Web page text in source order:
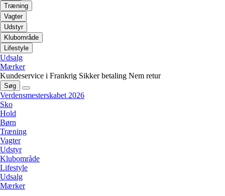
Træning
Vagter
Udstyr
Klubområde
Lifestyle
Udsalg
Mærker
Kundeservice i Frankrig Sikker betaling Nem retur
Søg
Verdensmesterskabet 2026
Sko
Hold
Børn
Træning
Vagter
Udstyr
Klubområde
Lifestyle
Udsalg
Mærker